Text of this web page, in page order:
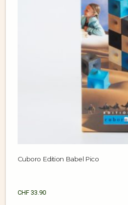
Cuboro Edition Babel Pico
CHF 33.90